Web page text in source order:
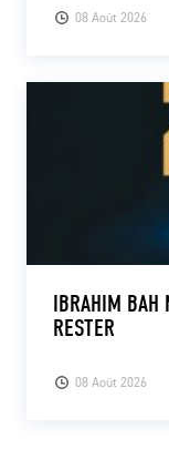
08 Août 2026
08 Août 2026
IBRAHIM BAH
RESTER